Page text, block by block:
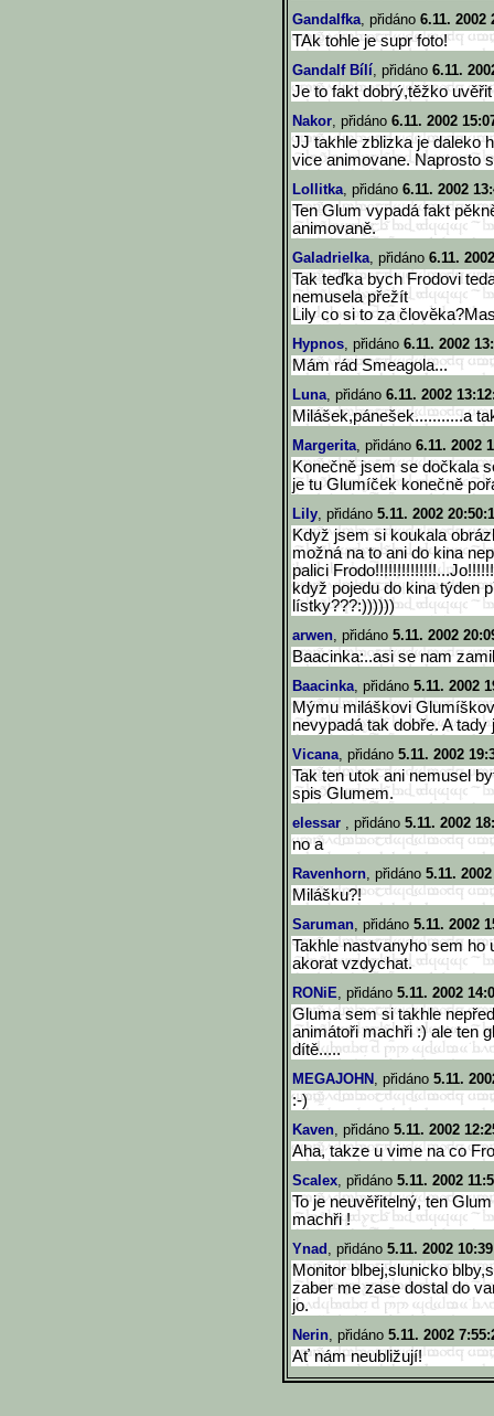
Gandalfka, přidáno 6.11. 2002
TAk tohle je supr foto!
Gandalf Bílí, přidáno 6.11.
Je to fakt dobrý,těžko
Nakor, přidáno 6.11. 2002
JJ takhle zblizka je daleko
vice animovane. Naprosto
Lollitka, přidáno 6.11. 2002
Ten Glum vypadá fakt
animovaně.
Galadrielka, přidáno 6.11.
Tak teďka bych Frodovi
nemusela přežít
Lily co si to za
Hypnos, přidáno 6.11. 2002
Mám rád Smeagola...
Luna, přidáno 6.11. 2002
Milášek,pánešek...........a
Margerita, přidáno 6.11. 2002
Konečně jsem se dočkala
je tu Glumíček konečně
Lily, přidáno 5.11. 2002
Když jsem si koukala
možná na to ani do kina
palici Frodo!!!!!!!!!!!!!!...Jo!!!!!!
když pojedu do kina týden
lístky???:))))))
arwen, přidáno 5.11. 2002
Baacinka:..asi se nam
Baacinka, přidáno 5.11. 2002
Mýmu miláškovi
nevypadá tak dobře. A
Vicana, přidáno 5.11. 2002
Tak ten utok ani nemusel
spis Glumem.
elessar , přidáno 5.11. 2002
no a
Ravenhorn, přidáno 5.11.
Milášku?!
Saruman, přidáno 5.11. 2002
Takhle nastvanyho sem ho
akorat vzdychat.
RONiE, přidáno 5.11. 2002
Gluma sem si takhle
animátoři machři :) ale ten
dítě.....
MEGAJOHN , přidáno 5.11.
:-)
Kaven, přidáno 5.11. 2002
Aha, takze u vime na co
Scalex, přidáno 5.11. 2002
To je neuvěřitelný, ten
machři !
Ynad , přidáno 5.11. 2002
Monitor blbej,slunicko
zaber me zase dostal do
jo.
Nerin, přidáno 5.11. 2002
Ať nám neubližují!